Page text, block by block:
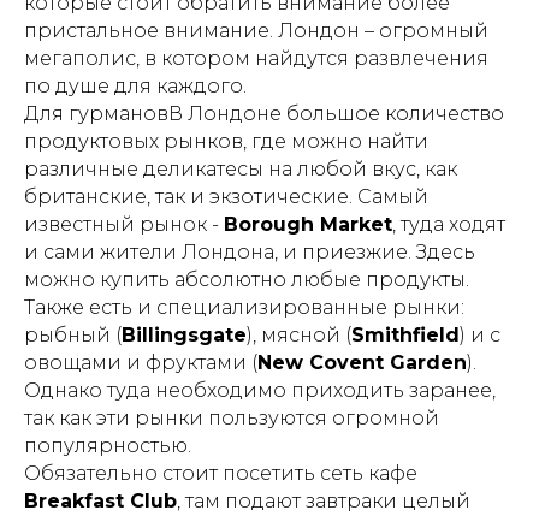
пристальное внимание. Лондон – огромный
мегаполис, в котором найдутся развлечения
по душе для каждого.
Для гурмановВ Лондоне большое количество
продуктовых рынков, где можно найти
различные деликатесы на любой вкус, как
британские, так и экзотические. Самый
известный рынок - Borough Market, туда ходят
и сами жители Лондона, и приезжие. Здесь
можно купить абсолютно любые продукты.
Также есть и специализированные рынки:
рыбный (Billingsgate), мясной (Smithfield) и с
овощами и фруктами (New Covent Garden).
Однако туда необходимо приходить заранее,
так как эти рынки пользуются огромной
популярностью.
Обязательно стоит посетить сеть кафе
Breakfast Club, там подают завтраки целый